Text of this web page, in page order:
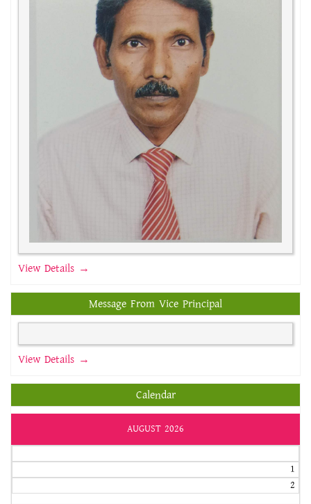
View Details →
Message From Vice Principal
View Details →
Calendar
AUGUST 2026
1
2